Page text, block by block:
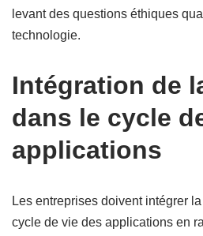
levant des questions éthiques
technologie.
Intégration de
dans le cycle
applications
Les entreprises doivent intégrer la
cycle de vie des applications en